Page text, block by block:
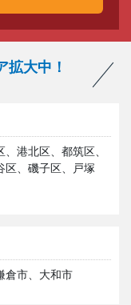
拡大中！
港北区、都筑区、
区、磯子区、戸塚
倉市、大和市